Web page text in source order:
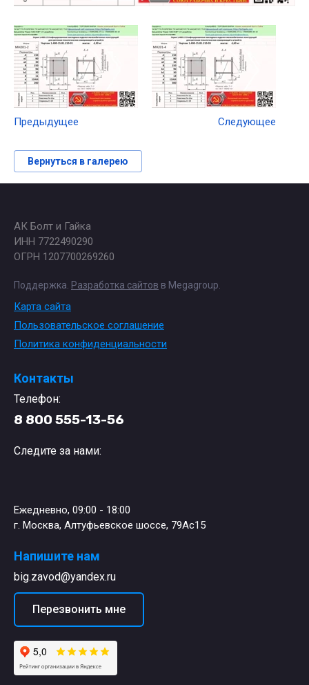
Предыдущее Следующее
Вернуться в галерею
АК Болт и Гайка
ИНН 7722490290
ОГРН 1207700269260
Поддержка. Разработка сайтов в Megagroup.
Карта сайта
Пользовательское соглашение
Политика конфиденциальности
Контакты
Телефон:
8 800 555-13-56
Следите за нами:
Ежедневно, 09:00 - 18:00
г. Москва, Алтуфьевское шоссе, 79Ас15
Напишите нам
big.zavod@yandex.ru
Перезвонить мне